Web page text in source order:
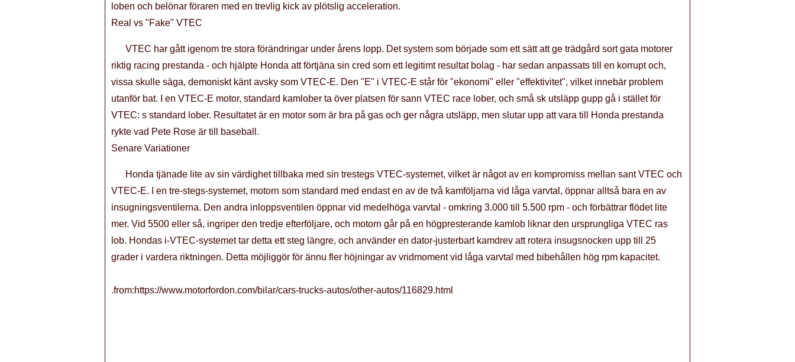
loben och belönar föraren med en trevlig kick av plötslig acceleration.
Real vs "Fake" VTEC
VTEC har gått igenom tre stora förändringar under årens lopp. Det system som började som ett sätt att ge trädgård sort gata motorer
riktig racing prestanda - och hjälpte Honda att förtjäna sin cred som ett legitimt resultat bolag - har sedan anpassats till en korrupt och,
vissa skulle säga, demoniskt känt avsky som VTEC-E. Den "E" i VTEC-E står för "ekonomi" eller "effektivitet", vilket innebär problem
utanför bat. I en VTEC-E motor, standard kamlober ta över platsen för sann VTEC race lober, och små sk utsläpp gupp gå i stället för
VTEC: s standard lober. Resultatet är en motor som är bra på gas och ger några utsläpp, men slutar upp att vara till Honda prestanda
rykte vad Pete Rose är till baseball.
Senare Variationer
Honda tjänade lite av sin värdighet tillbaka med sin trestegs VTEC-systemet, vilket är något av en kompromiss mellan sant VTEC och
VTEC-E. I en tre-stegs-systemet, motorn som standard med endast en av de två kamföljarna vid låga varvtal, öppnar alltså bara en av
insugningsventilerna. Den andra inloppsventilen öppnar vid medelhöga varvtal - omkring 3.000 till 5.500 rpm - och förbättrar flödet lite
mer. Vid 5500 eller så, ingriper den tredje efterföljare, och motorn går på en högpresterande kamlob liknar den ursprungliga VTEC ras
lob. Hondas i-VTEC-systemet tar detta ett steg längre, och använder en dator-justerbart kamdrev att rotera insugsnocken upp till 25
grader i vardera riktningen. Detta möjliggör för ännu fler höjningar av vridmoment vid låga varvtal med bibehållen hög rpm kapacitet.
.from:https://www.motorfordon.com/bilar/cars-trucks-autos/other-autos/116829.html